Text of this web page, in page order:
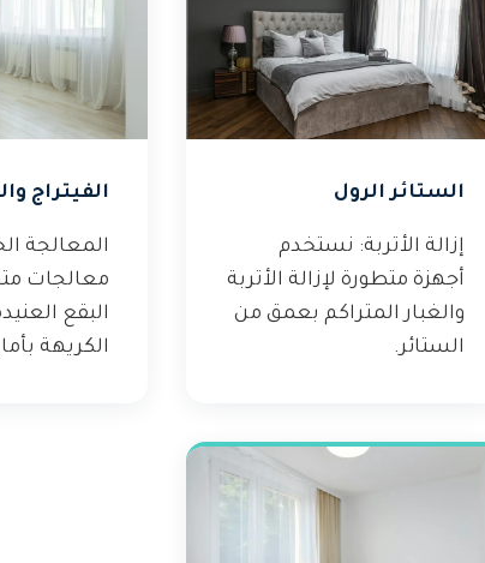
الستائر الرول
إزالة الأتربة: نستخدم
أجهزة متطورة لإزالة الأتربة
والغبار المتراكم بعمق من
الستائر.
الفيتراج
المعالجة
معالجات
البقع
الكريهة